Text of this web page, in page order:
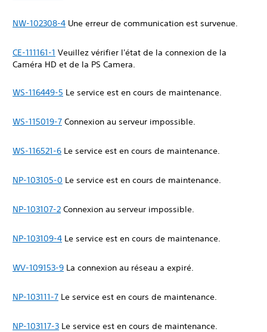
NW-102308-4 Une erreur de communication est survenue.
CE-111161-1 Veuillez vérifier l'état de la connexion de la
Caméra HD et de la PS Camera.
WS-116449-5 Le service est en cours de maintenance.
WS-115019-7 Connexion au serveur impossible.
WS-116521-6 Le service est en cours de maintenance.
NP-103105-0 Le service est en cours de maintenance.
NP-103107-2 Connexion au serveur impossible.
NP-103109-4 Le service est en cours de maintenance.
WV-109153-9 La connexion au réseau a expiré.
NP-103111-7 Le service est en cours de maintenance.
NP-103117-3 Le service est en cours de maintenance.